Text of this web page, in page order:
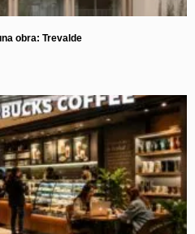
obra: Trevalde